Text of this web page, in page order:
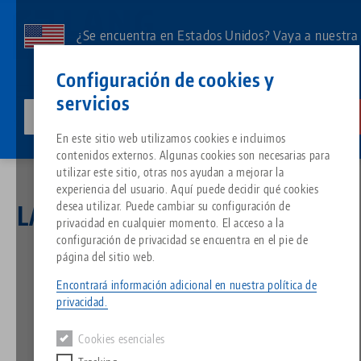
Configuración de cookies y
servicios
En este sitio web utilizamos cookies e incluimos
contenidos externos. Algunas cookies son necesarias para
utilizar este sitio, otras nos ayudan a mejorar la
experiencia del usuario. Aquí puede decidir qué cookies
desea utilizar. Puede cambiar su configuración de
privacidad en cualquier momento. El acceso a la
configuración de privacidad se encuentra en el pie de
página del sitio web.
Encontrará información adicional en nuestra política de
privacidad.
Cookies esenciales
contenido
¿Se encuentra en Estados Unidos? Vaya a nuestra
de su país.
Todo de una sola fuente
Sistema de sujeción de punto
Portapiezas
Grupo de
Tipos de productos
Resumen de productos
Acerca de LANG
Filosofía
Innovaciones
Descargas
FAQ
Solicitud de catálogo
Blog
Noticias
Eventos
Productos correspondientes
Lo sentimos. No hemos podido encontrar ningún resultado.
Ir a la página del producto
Search
Descargas
Breadcrumb
LANG Promoción de Navidad
2021
23.11.2021 — comunicados de prensa